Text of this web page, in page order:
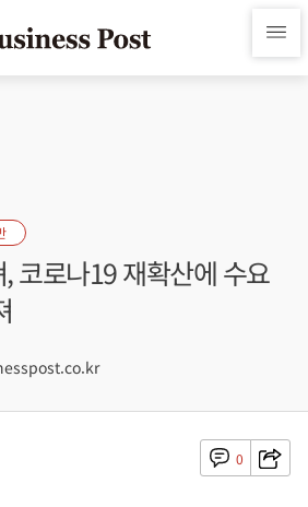
코로나19 재확산에 수요
0